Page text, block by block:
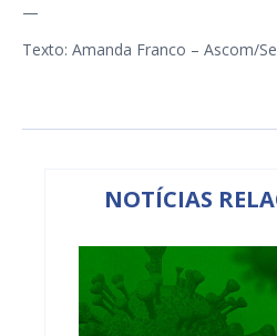
—
Texto: Amanda Franco – Ascom/
NOTÍCIAS